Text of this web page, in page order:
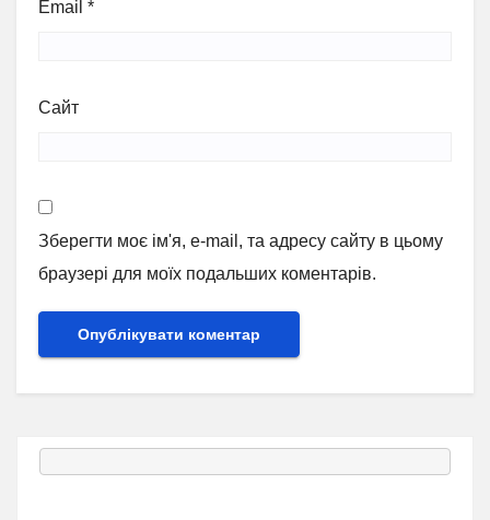
Email *
Сайт
Зберегти моє ім'я, e-mail, та адресу сайту в цьому
браузері для моїх подальших коментарів.